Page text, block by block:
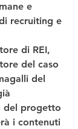
e
recruiting e
di REI,
del caso
del
del progetto
i contenuti